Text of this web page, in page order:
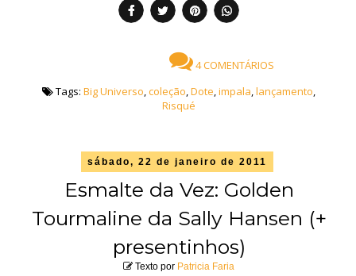
4 COMENTÁRIOS
Tags: Big Universo,coleção,Dote,impala,lançamento,
Risqué
sábado, 22 de janeiro de 2011
Esmalte da Vez: Golden
Tourmaline da Sally Hansen (+
presentinhos)
Texto por Patricia Faria